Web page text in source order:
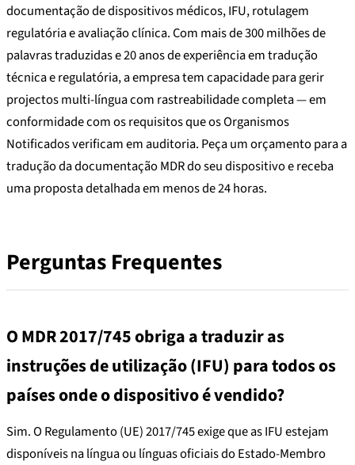
documentação de dispositivos médicos, IFU, rotulagem
regulatória e avaliação clínica. Com mais de 300 milhões de
palavras traduzidas e 20 anos de experiência em tradução
técnica e regulatória, a empresa tem capacidade para gerir
projectos multi-língua com rastreabilidade completa — em
conformidade com os requisitos que os Organismos
Notificados verificam em auditoria. Peça um orçamento para a
tradução da documentação MDR do seu dispositivo e receba
uma proposta detalhada em menos de 24 horas.
Perguntas Frequentes
O MDR 2017/745 obriga a traduzir as
instruções de utilização (IFU) para todos os
países onde o dispositivo é vendido?
Sim. O Regulamento (UE) 2017/745 exige que as IFU estejam
disponíveis na língua ou línguas oficiais do Estado-Membro